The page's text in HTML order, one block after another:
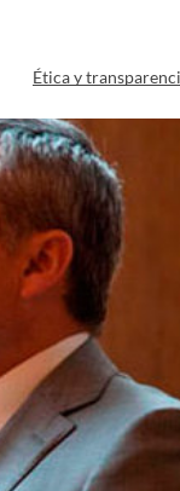
Ética y